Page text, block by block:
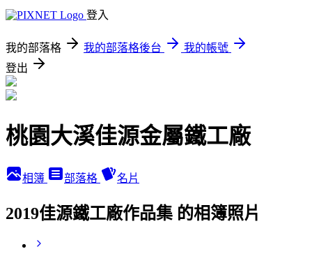
登入
我的部落格 我的部落格後台
我的帳號
登出
桃園大溪佳源金屬鐵工廠
相簿 部落格 名片
2019佳源鐵工廠作品集 的相簿照片